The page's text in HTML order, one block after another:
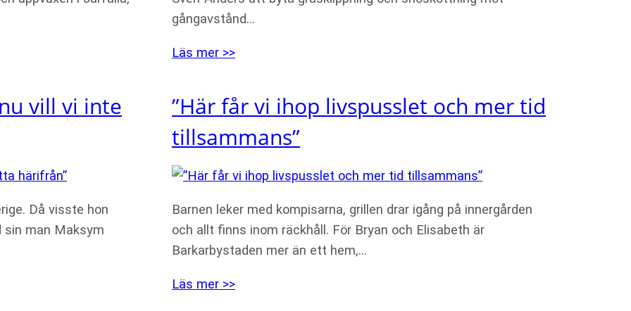
gångavstånd…
Läs mer >>
vill vi inte
Då visste hon
sin man Maksym
”Här får vi ihop livspusslet och mer tid
tillsammans”
Barnen leker med kompisarna, grillen drar igång på innergården
och allt finns inom räckhåll. För Bryan och Elisabeth är
Barkarbystaden mer än ett hem,…
Läs mer >>